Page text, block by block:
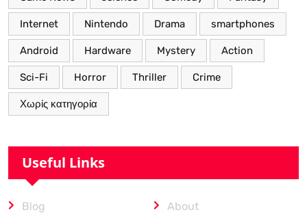
Internet Nintendo Drama smartphones
Android Hardware Mystery Action
Sci-Fi Horror Thriller Crime
Χωρίς κατηγορία
Useful Links
Blog About